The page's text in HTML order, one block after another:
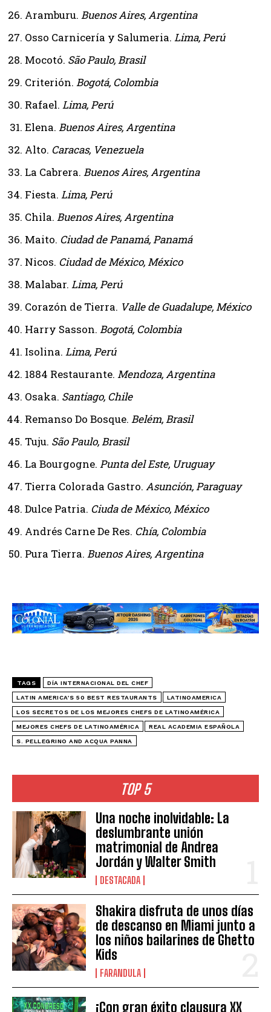
TOP 5
Una noche inolvidable: La
deslumbrante unión
matrimonial de Andrea
Jordán y Walter Smith
DESTACADA
Shakira disfruta de unos días
de descanso en Miami junto a
los niños bailarines de Ghetto
Kids
FARANDULA
¡Con gran éxito clausura XX
Aramburu. Buenos Aires, Argentina
Osso Carnicería y Salumeria. Lima, Perú
Mocotó. São Paulo, Brasil
Criterión. Bogotá, Colombia
Rafael. Lima, Perú
Elena. Buenos Aires, Argentina
Alto. Caracas, Venezuela
La Cabrera. Buenos Aires, Argentina
Fiesta. Lima, Perú
Chila. Buenos Aires, Argentina
Maito. Ciudad de Panamá, Panamá
Nicos. Ciudad de México, México
Malabar. Lima, Perú
Corazón de Tierra. Valle de Guadalupe, México
Harry Sasson. Bogotá, Colombia
Isolina. Lima, Perú
1884 Restaurante. Mendoza, Argentina
Osaka. Santiago, Chile
Remanso Do Bosque. Belém, Brasil
Tuju. São Paulo, Brasil
La Bourgogne. Punta del Este, Uruguay
Tierra Colorada Gastro. Asunción, Paraguay
Dulce Patria. Ciuda de México, México
Andrés Carne De Res. Chía, Colombia
Pura Tierra. Buenos Aires, Argentina
TAGS DÍA INTERNACIONAL DEL CHEF
LATIN AMERICA’S 50 BEST RESTAURANTS LATINOAMERICA
LOS SECRETOS DE LOS MEJORES CHEFS DE LATINOAMÉRICA
MEJORES CHEFS DE LATINOAMÉRICA REAL ACADEMIA ESPAÑOLA
S. PELLEGRINO AND ACQUA PANNA